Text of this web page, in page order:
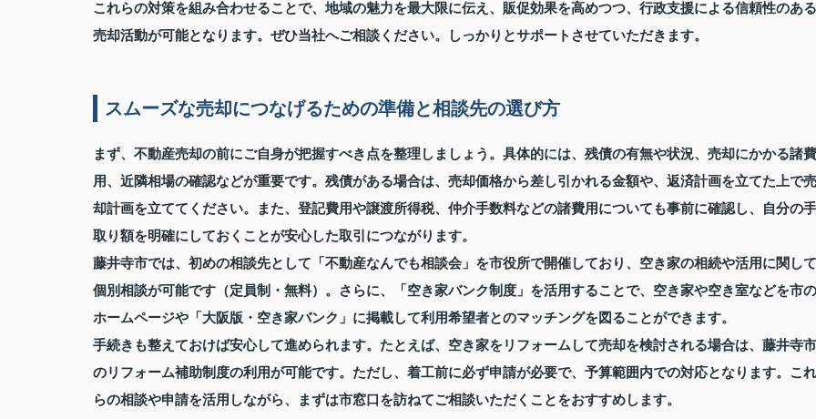
これらの対策を組み合わせることで、地域の魅力を最大限に伝え、販促効果を高めつつ、行政支援による信頼性のある
売却活動が可能となります。ぜひ当社へご相談ください。しっかりとサポートさせていただきます。
スムーズな売却につなげるための準備と相談先の選び方
まず、不動産売却の前にご自身が把握すべき点を整理しましょう。具体的には、残債の有無や状況、売却にかかる諸費
用、近隣相場の確認などが重要です。残債がある場合は、売却価格から差し引かれる金額や、返済計画を立てた上で売
却計画を立ててください。また、登記費用や譲渡所得税、仲介手数料などの諸費用についても事前に確認し、自分の手
取り額を明確にしておくことが安心した取引につながります。
藤井寺市では、初めの相談先として「不動産なんでも相談会」を市役所で開催しており、空き家の相続や活用に関して
個別相談が可能です（定員制・無料）。さらに、「空き家バンク制度」を活用することで、空き家や空き室などを市の
ホームページや「大阪版・空き家バンク」に掲載して利用希望者とのマッチングを図ることができます。
手続きも整えておけば安心して進められます。たとえば、空き家をリフォームして売却を検討される場合は、藤井寺市
のリフォーム補助制度の利用が可能です。ただし、着工前に必ず申請が必要で、予算範囲内での対応となります。これ
らの相談や申請を活用しながら、まずは市窓口を訪ねてご相談いただくことをおすすめします。